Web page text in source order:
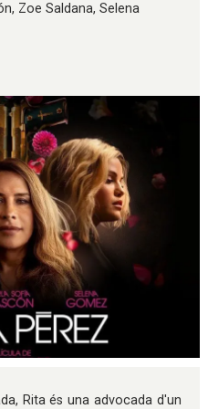
Zoe Saldana, Selena
Rita és una advocada d'un